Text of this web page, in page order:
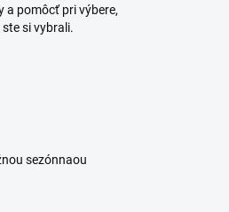
a pomôcť pri výbere,
ste si vybrali.
sezónnaou